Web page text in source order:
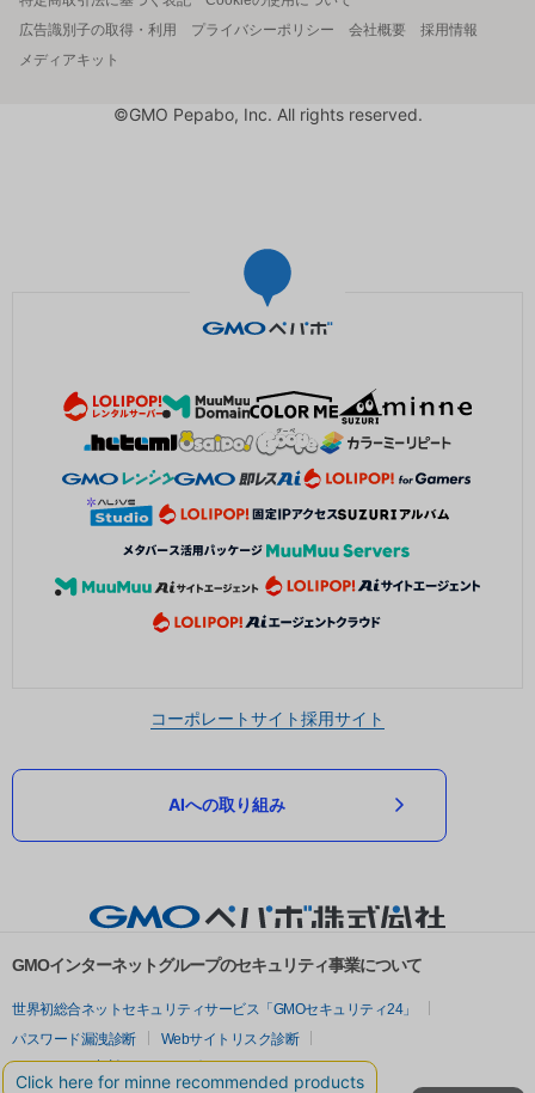
広告識別子の取得・利用
プライバシーポリシー 会社概要
採用情報
メディアキット
©GMO Pepabo, Inc. All rights reserved.
コーポレートサイト採用サイト
AIへの取り組み
GMOインターネットグループのセキュリティ事業について
世界初総合ネットセキュリティサービス「GMOセキュリティ24」
パスワード漏洩診断
Webサイトリスク診断
セキュリティ相談AIチャットボット